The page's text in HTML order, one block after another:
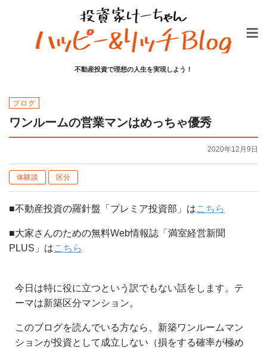
不動産投資で理想の人生を実現しよう！
ブログ
ワンルームの営業マンはめっちゃ優秀
2020年12月9日
体験談 区分
■不動産投資の羅針盤「プレミア投資部」はこちら
■大家さんのための無料Web情報誌「満室経営新聞
PLUS」はこちら
今日は特に役に立つという訳でもない話をします。テ
ーマは新築区分マンション。
このブログを読んでいる方なら、新築ワンルームマン
ションが投資として成立しない（損をする確率が極め